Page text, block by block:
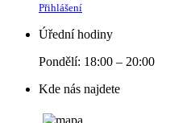
Přihlášení
Úřední hodiny
Pondělí: 18:00 – 20:00
Kde nás najdete